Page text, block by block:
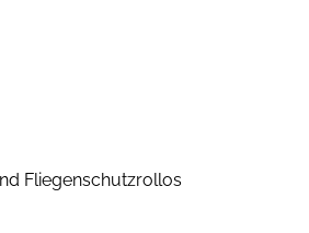
Fliegenschutzrollos